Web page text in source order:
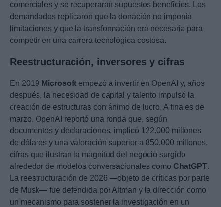
comerciales y se recuperaran supuestos beneficios. Los
demandados replicaron que la donación no imponía
limitaciones y que la transformación era necesaria para
competir en una carrera tecnológica costosa.
Reestructuración, inversores y cifras
En 2019 Microsoft empezó a invertir en OpenAI y, años
después, la necesidad de capital y talento impulsó la
creación de estructuras con ánimo de lucro. A finales de
marzo, OpenAI reportó una ronda que, según
documentos y declaraciones, implicó 122.000 millones
de dólares y una valoración superior a 850.000 millones,
cifras que ilustran la magnitud del negocio surgido
alrededor de modelos conversacionales como ChatGPT.
La reestructuración de 2026 —objeto de críticas por parte
de Musk— fue defendida por Altman y la dirección como
un mecanismo para sostener la investigación en un